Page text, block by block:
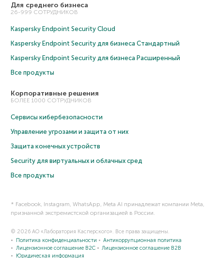
Для среднего бизнеса
26-999 СОТРУДНИКОВ
Kaspersky Endpoint Security Cloud
Kaspersky Endpoint Security для бизнеса Cтандартный
Kaspersky Endpoint Security для бизнеса Расширенный
Все продукты
Корпоративные решения
БОЛЕЕ 1000 СОТРУДНИКОВ
Сервисы кибербезопасности
Управление угрозами и защита от них
Защита конечных устройств
Security для виртуальных и облачных сред
Все продукты
* Facebook, Instagram, WhatsApp, Meta AI принадлежат компании Meta,
признанной экстремистской организацией в России.
© 2026 АО «Лаборатория Касперского». Все права защищены.
Политика конфиденциальности
Антикоррупционная политика
Лицензионное соглашение B2C
Лицензионное соглашение B2B
Юридическая информация